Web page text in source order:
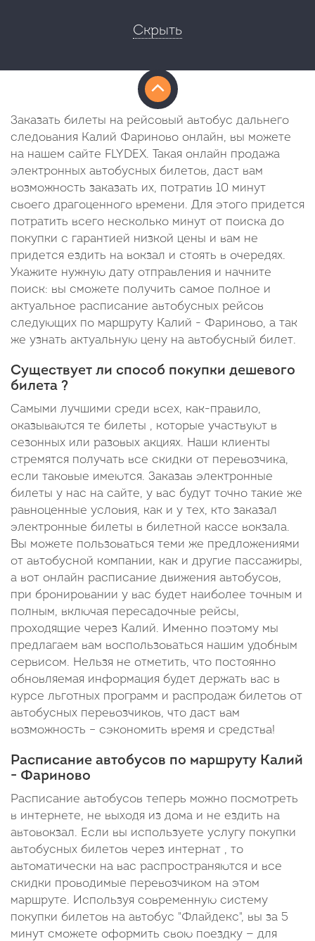
Скрыть
Заказать билеты на рейсовый автобус дальнего
следования Калий Фариново онлайн, вы можете
на нашем сайте FLYDEX. Такая онлайн продажа
электронных автобусных билетов, даст вам
возможность заказать их, потратив 10 минут
своего драгоценного времени. Для этого придется
потратить всего несколько минут от поиска до
покупки с гарантией низкой цены и вам не
придется ездить на вокзал и стоять в очередях.
Укажите нужную дату отправления и начните
поиск: вы сможете получить самое полное и
актуальное расписание автобусных рейсов
следующих по маршруту Калий - Фариново, а так
же узнать актуальную цену на автобусный билет.
Существует ли способ покупки дешевого
билета ?
Самыми лучшими среди всех, как-правило,
оказываются те билеты , которые участвуют в
сезонных или разовых акциях. Наши клиенты
стремятся получать все скидки от перевозчика,
если таковые имеются. Заказав электронные
билеты у нас на сайте, у вас будут точно такие же
равноценные условия, как и у тех, кто заказал
электронные билеты в билетной кассе вокзала.
Вы можете пользоваться теми же предложениями
от автобусной компании, как и другие пассажиры,
а вот онлайн расписание движения автобусов,
при бронировании у вас будет наиболее точным и
полным, включая пересадочные рейсы,
проходящие через Калий. Именно поэтому мы
предлагаем вам воспользоваться нашим удобным
сервисом. Нельзя не отметить, что постоянно
обновляемая информация будет держать вас в
курсе льготных программ и распродаж билетов от
автобусных перевозчиков, что даст вам
возможность – сэкономить время и средства!
Расписание автобусов по маршруту Калий
- Фариново
Расписание автобусов теперь можно посмотреть
в интернете, не выходя из дома и не ездить на
автовокзал. Если вы используете услугу покупки
автобусных билетов через интернат , то
автоматически на вас распространяются и все
скидки проводимые перевозчиком на этом
маршруте. Используя современную систему
покупки билетов на автобус "Флайдекс", вы за 5
минут сможете оформить свою поездку — для